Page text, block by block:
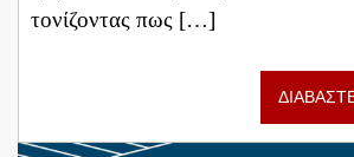
τονίζοντας πως […]